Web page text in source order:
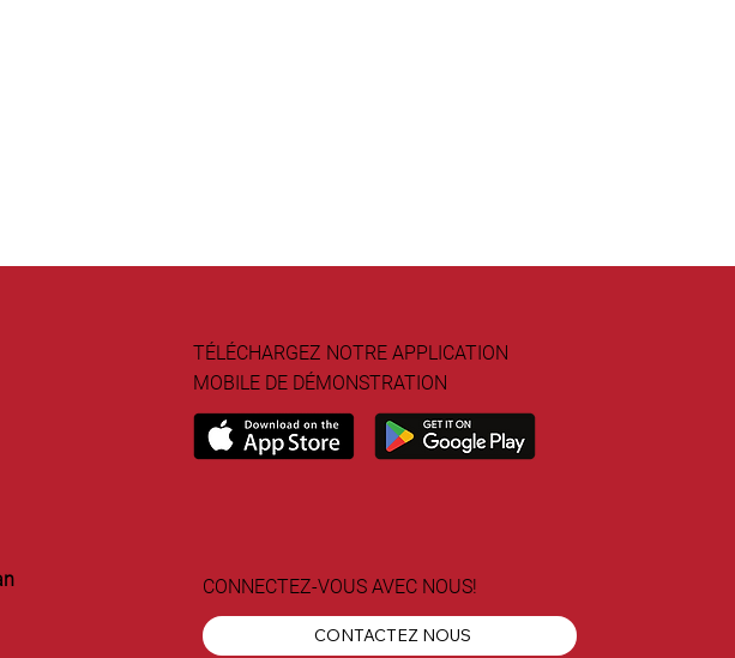
TÉLÉCHARGEZ NOTRE APPLICATION
MOBILE DE DÉMONSTRATION
CONNECTEZ-VOUS AVEC NOUS!
CONTACTEZ NOUS